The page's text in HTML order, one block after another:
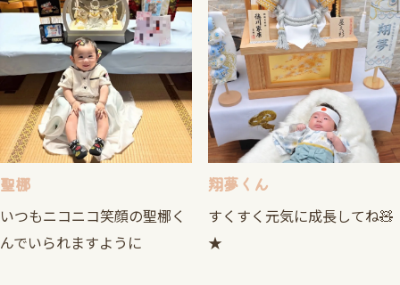
聖梛
いつもニコニコ笑顔の聖梛く
んでいられますように
翔夢くん
すくすく元気に成長してね🧸
★